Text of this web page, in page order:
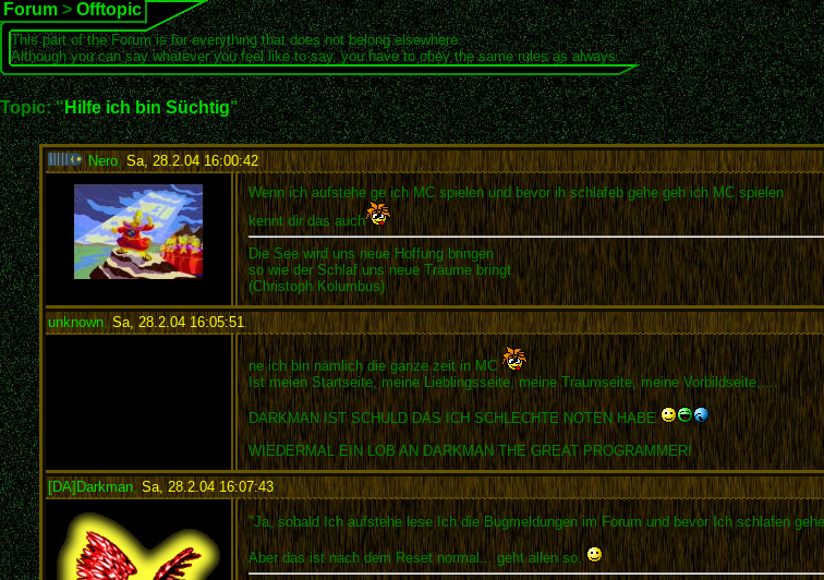
Forum > Offtopic
This part of the Forum is for everything that does not belong elsewhere.
Although you can say whatever you feel like to say, you have to obey the same rules as always.
Topic: "Hilfe ich bin Süchtig"
Nero,Sa, 28.2.04 16:00:42:
Wenn ich aufstehe ge ich MC spielen und bevor ih schlafeb gehe geh ich MC spielen
kennt dir das auch
Die See wird uns neue Hoffung bringen
so wie der Schlaf uns neue Träume bringt
(Christoph Kolumbus)
unknown,Sa, 28.2.04 16:05:51:
ne ich bin nämlich die ganze zeit in MC
Ist meien Startseite, meine Lieblingsseite, meine Traumseite, meine Vorbildseite,....
DARKMAN IST SCHULD DAS ICH SCHLECHTE NOTEN HABE
WIEDERMAL EIN LOB AN DARKMAN THE GREAT PROGRAMMER!
[DA]Darkman, Sa, 28.2.04 16:07:43:
"Ja, sobald Ich aufstehe lese Ich die Bugmeldungen im Forum und bevor Ich schlafen
Aber das ist nach dem Reset normal... geht allen so.